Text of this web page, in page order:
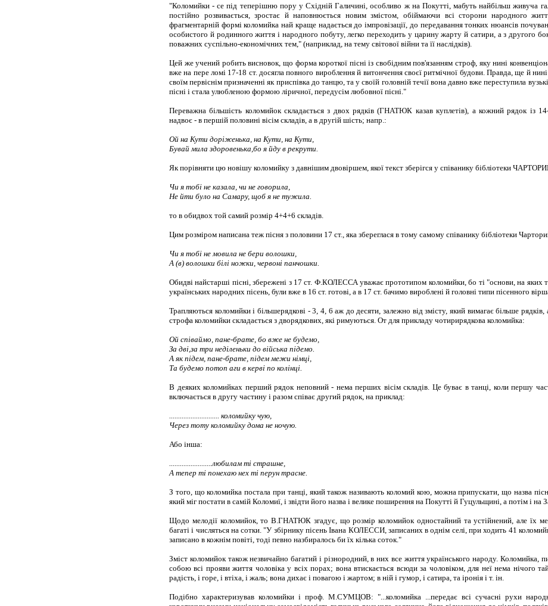
"Коломийки - се під теперішню пору у Східній Галичині, особливо ж на Покутті, мабуть найбільш живуча
постійно розвивається, зростає й наповнюється новим змістом, обіймаючи всі сторони народного
фрагментарній формі коломийка най краще надається до імпровізації, до передавання тонких нюансів
особистого й родинного життя і народного побуту, легко переходить у царину жарту й сатири, а з другого
поважних суспільно-економічних тем," (наприклад, на тему світової війни та її наслідків).
Цей же учений робить висновок, що форма короткої пісні із свобідним пов'язанням строф, яку нині
вже на пере ломі 17-18 ст. досягла повного вироблення й витончення своєї ритмічної будови. Правда, ще й
своїм первіснім призначенні як приспівка до танцю, та у своїй головній течії вона давно вже переступила
пісні і стала улюбленою формою ліричної, передусім любовної пісні."
Переважна більшість коломийок складається з двох рядків (ГНАТЮК казав куплетів), а кожний рядок із
надвоє - в першій половині вісім складів, а в другій шість; напр.:
Ой на Кути доріженька, на Кути, на Кути,
Бувай мила здоровенька,бо я йду в рекрути.
Як порівняти цю новішу коломийку з давнішим двовіршем, якої текст зберігся у співанику бібліотеки
Чи я тобі не казала, чи не говорила,
Не йти було на Самару, щоб я не тужила.
то в обидвох той самий розмір 4+4+6 складів.
Цим розміром написана теж пісня з половини 17 ст., яка збереглася в тому самому співанику бібліотеки
Чи я тобі не мовила не бери волошки,
А (в) волошки білі ножки, червоні панчошки.
Обидві найстарші пісні, збережені з 17 ст. Ф.КОЛЕССА уважає прототипом коломийки, бо ті "основи, на яких
українських народних пісень, були вже в 16 ст. готові, а в 17 ст. бачимо вироблені й головні типи пісенного
Трапляються коломийки і більшерядкові - 3, 4, 6 аж до десяти, залежно від змісту, який вимагає більше рядків,
строфа коломийки складається з дворядкових, які римуються. От для прикладу чотирирядкова коломийка:
Ой співаймо, пане-брате, бо вже не будемо,
За дві,за три неділеньки до війська підемо.
А як підем, пане-брате, підем межи німці,
Та будемо потоп аги в керві по колінці.
В деяких коломийках перший рядок неповний - нема перших вісім складів. Це буває в танці, коли першу
включається в другу частину і разом співає другий рядок, на приклад:
............................ коломийку чую,
Через тоту коломийку дома не ночую.
Або інша:
........................любилам ті страшне,
А тепер ті понехаю нех ті перун трасне.
З того, що коломийка постала при танці, який також називають коломий кою, можна припускати, що назва
який міг постати в самій Коломиї, і звідти його назва і велике поширення на Покутті й Гуцульщині, а потім і на
Щодо мелодії коломийок, то В.ГНАТЮК згадує, що розмір коломийок одностайний та устійнений, але їх
багаті і числяться на сотки. "У збірнику пісень Івана КОЛЕССИ, записаних в однім селі, при ходить 41
записано в кожнім повіті, тоді певно назбиралось би їх кілька соток."
Зміст коломийок також незвичайно багатий і різнородний, в них все життя українського народу.
собою всі прояви життя чоловіка у всіх порах; вона втискається всюди за чоловіком, для неї нема нічого
радість, і горе, і втіха, і жаль; вона дихає і повагою і жартом; в ній і гумор, і сатира, та іронія і т. ін.
Подібно характеризував коломийки і проф. М.СУМЦОВ: "...коломийка ...передає всі сучасні рухи